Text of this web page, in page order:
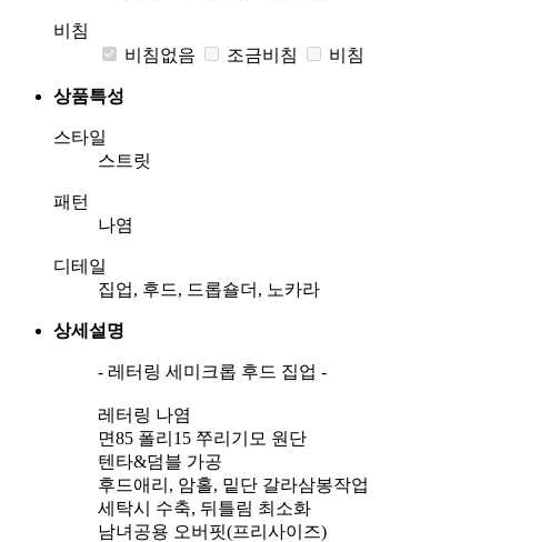
비침
비침없음
조금비침 비침
상품특성
스타일
스트릿
패턴
나염
디테일
집업, 후드, 드롭숄더, 노카라
상세설명
- 레터링 세미크롭 후드 집업 -
레터링 나염
면85 폴리15 쭈리기모 원단
텐타&덤블 가공
후드애리, 암홀, 밑단 갈라삼봉작업
세탁시 수축, 뒤틀림 최소화
남녀공용 오버핏(프리사이즈)